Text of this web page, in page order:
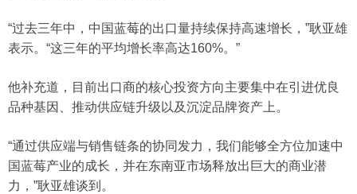
“过去三年中，中国蓝莓的出口量持续保持高速增长，”耿亚雄
表示。“这三年的平均增长率高达160%。”
他补充道，目前出口商的核心投资方向主要集中在引进优良
品种基因、推动供应链升级以及沉淀品牌资产上。
“通过供应端与销售链条的协同发力，我们能够全方位加速中
国蓝莓产业的成长，并在东南亚市场释放出巨大的商业潜
力，”耿亚雄谈到。